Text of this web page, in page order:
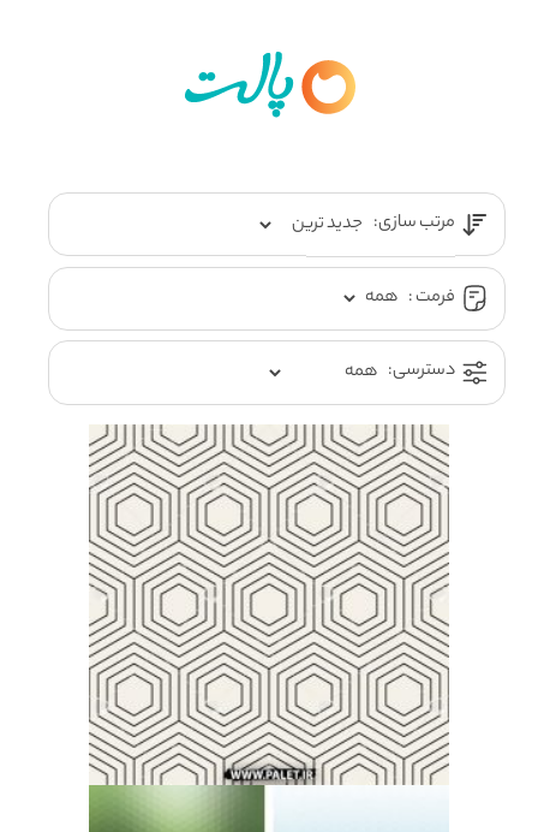
مرتب سازی:
فرمت :
دسترسی: